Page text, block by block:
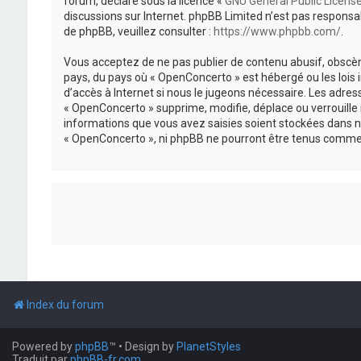
discussions sur Internet. phpBB Limited n’est pas
de phpBB, veuillez consulter : https://www.phpbb.com/.
Vous acceptez de ne pas publier de contenu abusif,
pays, du pays où « OpenConcerto » est hébergé ou les
d’accès à Internet si nous le jugeons nécessaire. Les
« OpenConcerto » supprime, modifie, déplace ou
informations que vous avez saisies soient stockées dans
« OpenConcerto », ni phpBB ne pourront être tenus
Index du forum
Powered byphpBB™ • Design by PlanetStyles